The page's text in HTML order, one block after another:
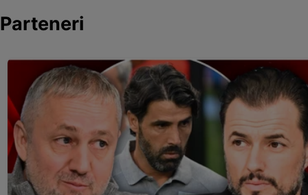
Parteneri